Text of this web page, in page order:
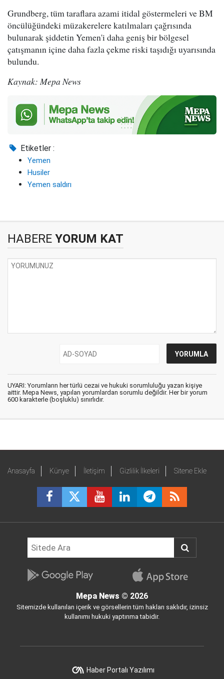
Grundberg, tüm taraflara azami itidal göstermeleri ve BM
öncülüğündeki müzakerelere katılmaları çağrısında
bulunarak şiddetin Yemen'i daha geniş bir bölgesel
çatışmanın içine daha fazla çekme riski taşıdığı uyarısında
bulundu.
Kaynak: Mepa News
Etiketler :
Yemen
Husiler
Yemen saldırı
HABERE YORUM KAT
UYARI: Yorumların her türlü cezai ve hukuki sorumluluğu yazan kişiye
aittir. Mepa News, yapılan yorumlardan sorumlu değildir. Her bir yorum
600 karakterle (boşluklu) sınırlıdır.
Anasayfa Künye İletişim Gizlilik İlkeleri Sitene Ekle
Mepa News © 2026
Sitemizde kullanılan içerik ve görsellerin tüm hakları saklıdır, izinsiz
kullanımı hukuki yaptırıma tabidir.
Haber Portalı Yazılımı